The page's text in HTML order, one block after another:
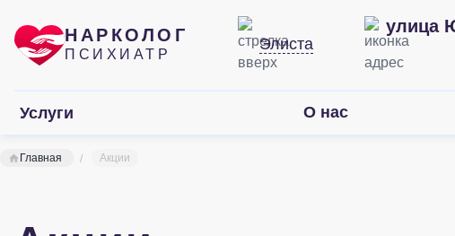
НАРКОЛОГ
ПСИХИАТР
Элиста
улица
Услуги О нас
Главная Акции